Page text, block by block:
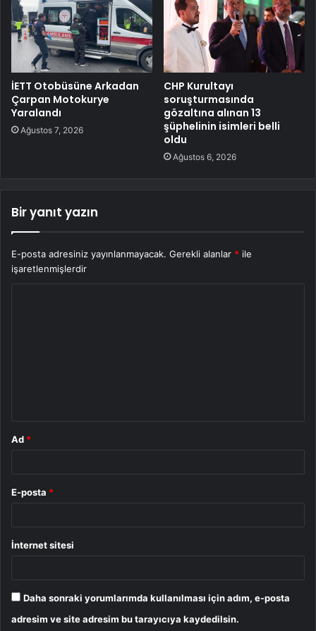
İETT Otobüsüne Arkadan
Çarpan Motokurye
Yaralandı
Ağustos 7, 2026
CHP Kurultayı
soruşturmasında
gözaltına alınan 13
şüphelinin isimleri belli
oldu
Ağustos 6, 2026
Bir yanıt yazın
E-posta adresiniz yayınlanmayacak. Gerekli alanlar * ile
işaretlenmişlerdir
Ad *
E-posta *
İnternet sitesi
Daha sonraki yorumlarımda kullanılması için adım, e-posta
adresim ve site adresim bu tarayıcıya kaydedilsin.